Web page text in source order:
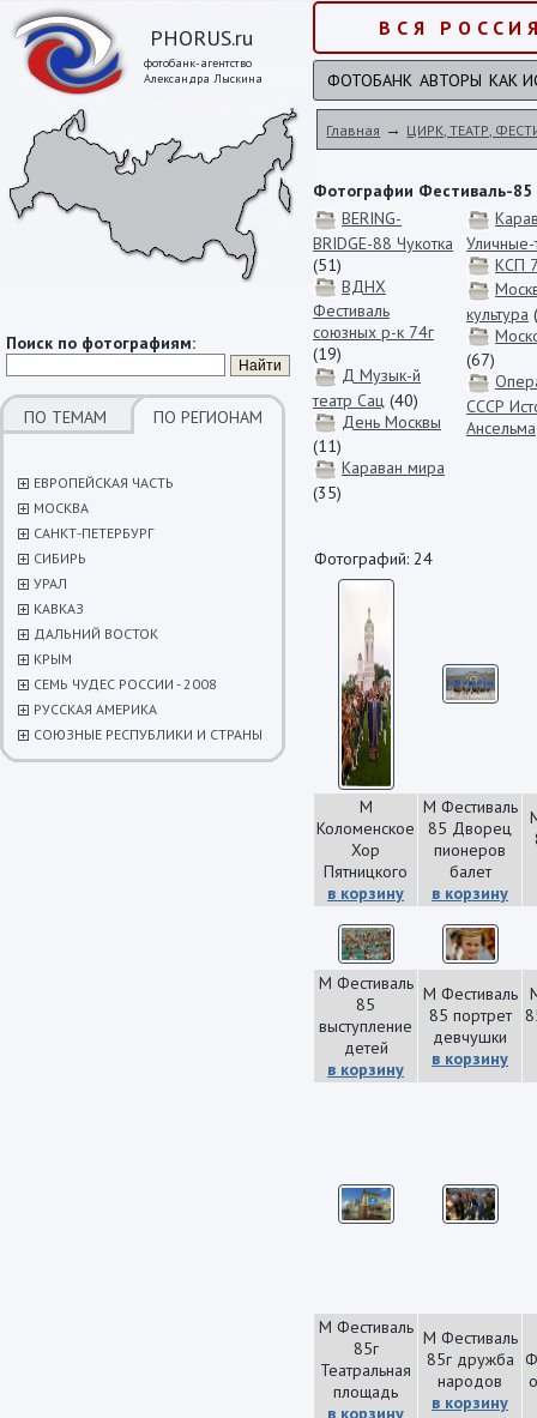
PHORUS.ru
фотобанк-агентство
Александра Лыскина
Поиск по фотографиям:
ПО ТЕМАМ ПО РЕГИОНАМ
ЕВРОПЕЙСКАЯ ЧАСТЬ
МОСКВА
САНКТ-ПЕТЕРБУРГ
СИБИРЬ
УРАЛ
КАВКАЗ
ДАЛЬНИЙ ВОСТОК
КРЫМ
СЕМЬ ЧУДЕС РОССИИ - 2008
РУССКАЯ АМЕРИКА
СОЮЗНЫЕ РЕСПУБЛИКИ И СТРАНЫ
ВСЯ
ФОТОБАНК АВТОРЫ КАК
Главная → ЦИРК, ТЕАТР,
Фотографии Фестиваль-85
BERING-
BRIDGE-88 Чукотка
(51)
ВДНХ
Фестиваль
союзных р-к 74г
(19)
Д Музык-й
театр Сац (40)
День Москвы
(11)
Караван мира
(35)
КСП
культура
(67)
СССР
Ансельма
Фотографий: 24
М
Коломенское
Хор
Пятницкого
в корзину
М Фестиваль
85 Дворец
пионеров
балет
в корзину
М Фестиваль
85
выступление
детей
в корзину
М Фестиваль
85 портрет
девчушки
в корзину
М Фестиваль
85г
Театральная
площадь
в корзину
М Фестиваль
85г дружба
народов
в корзину